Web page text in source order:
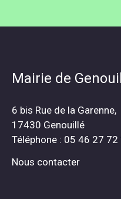
Mairie de
6 bis Rue de la Garenne,
17430 Genouillé
Téléphone : 05 46 27 72
Nous contacter